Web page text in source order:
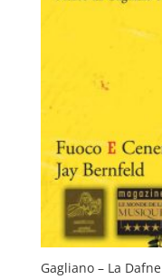
Gagliano – La Dafne